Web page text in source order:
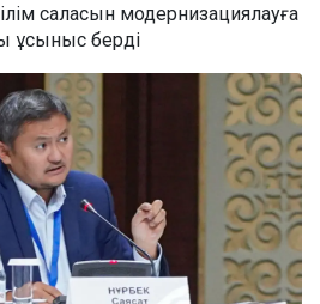
саласын модернизациялауға
ұсыныс берді